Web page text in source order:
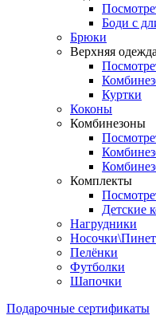
Боди с
Брюки
Верхняя одежда
Куртки
Коконы
Комбинезоны
Комплекты
Детские
Нагрудники
Пелёнки
Футболки
Шапочки
Подарочные сертификаты